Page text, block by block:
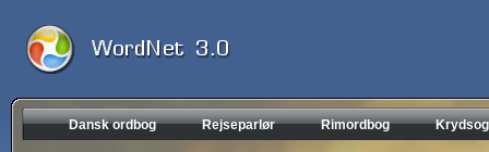
Dansk ordbog Rejseparlør Rimordbog